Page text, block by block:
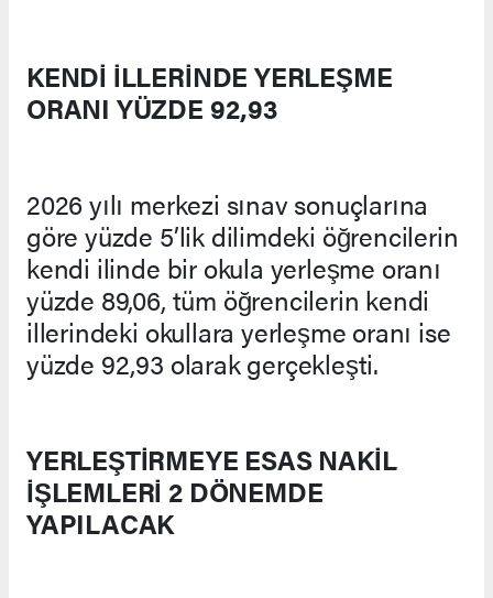
KENDİ İLLERİNDE YERLEŞME
ORANI YÜZDE 92,93
2026 yılı merkezi sınav sonuçlarına
göre yüzde 5’lik dilimdeki öğrencilerin
kendi ilinde bir okula yerleşme oranı
yüzde 89,06, tüm öğrencilerin kendi
illerindeki okullara yerleşme oranı ise
yüzde 92,93 olarak gerçekleşti.
YERLEŞTİRMEYE ESAS NAKİL
İŞLEMLERİ 2 DÖNEMDE
YAPILACAK